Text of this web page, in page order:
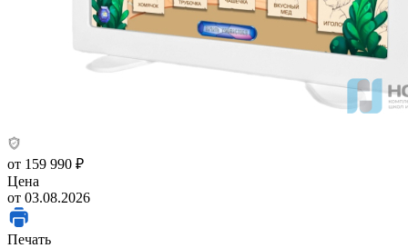
от 159 990 ₽
Цена
от 03.08.2026
Печать